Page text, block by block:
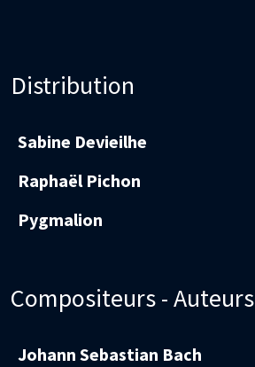
Distribution
Sabine Devieilhe
Raphaël Pichon
Pygmalion
Compositeurs - Auteurs
Johann Sebastian Bach